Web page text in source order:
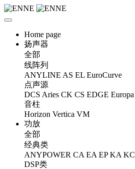
Home page
扬声器
全部
线阵列
ANYLINE AS EL EuroCurve
点声源
DCS Aries CK CS EDGE Europa
音柱
Horizon Vertica VM
功放
全部
经典类
ANYPOWER CA EA EP KA KC
DSP类